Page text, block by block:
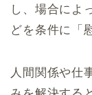
し、場合によ
どを条件に「
人間関係や仕